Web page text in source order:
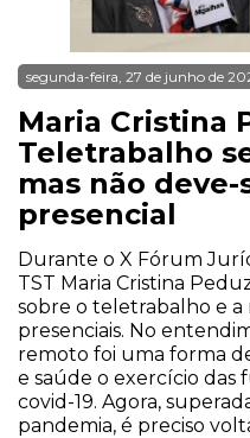
segunda-feira, 27 de junho de
Maria Cristina
Teletrabalho
mas não
presencial
Durante o X Fórum
TST Maria Cristina
sobre o teletrabalho e a
presenciais. No
remoto foi uma forma
e saúde o exercício das
covid-19. Agora,
pandemia, é preciso